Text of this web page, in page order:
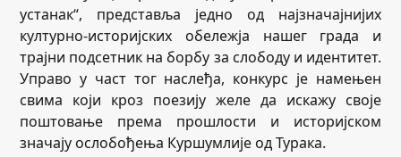
устанак“, представља једно од најзначајнијих
културно-историјских обележја нашег града и
трајни подсетник на борбу за слободу и идентитет.
Управо у част тог наслеђа, конкурс је намењен
свима који кроз поезију желе да искажу своје
поштовање према прошлости и историјском
значају ослобођења Куршумлије од Турака.